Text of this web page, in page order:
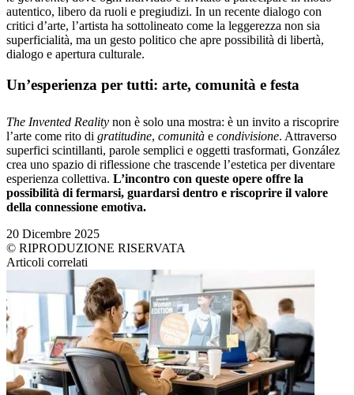
autentico, libero da ruoli e pregiudizi. In un recente dialogo con
critici d’arte, l’artista ha sottolineato come la leggerezza non sia
superficialità, ma un gesto politico che apre possibilità di libertà,
dialogo e apertura culturale.
Un’esperienza per tutti: arte, comunità e festa
The Invented Reality non è solo una mostra: è un invito a riscoprire
l’arte come rito di gratitudine, comunità e condivisione. Attraverso
superfici scintillanti, parole semplici e oggetti trasformati, González
crea uno spazio di riflessione che trascende l’estetica per diventare
esperienza collettiva. L’incontro con queste opere offre la
possibilità di fermarsi, guardarsi dentro e riscoprire il valore
della connessione emotiva.
20 Dicembre 2025
© RIPRODUZIONE RISERVATA
Articoli correlati